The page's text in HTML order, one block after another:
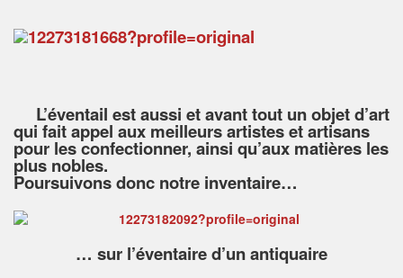
L’éventail est aussi et avant tout un objet d’art
qui fait appel aux meilleurs artistes et artisans
pour les confectionner, ainsi qu’aux matières les
plus nobles.
Poursuivons donc notre inventaire…
… sur l’éventaire d’un antiquaire